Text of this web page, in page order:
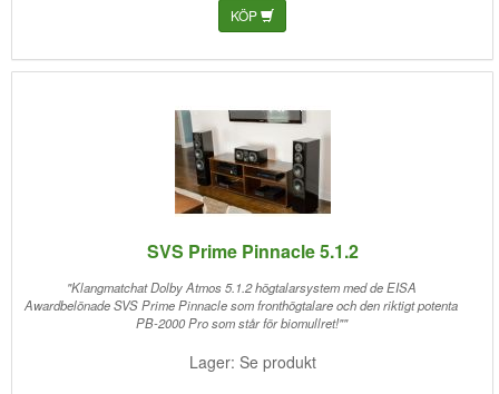
KÖP
SVS Prime Pinnacle 5.1.2
"Klangmatchat Dolby Atmos 5.1.2 högtalarsystem med de EISA
Awardbelönade SVS Prime Pinnacle som fronthögtalare och den riktigt potenta
PB-2000 Pro som står för biomullret!""
Lager: Se produkt